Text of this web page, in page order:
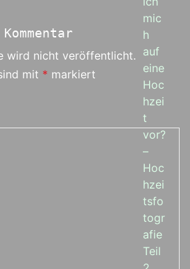
wird nicht veröffentlicht.
mit * markiert